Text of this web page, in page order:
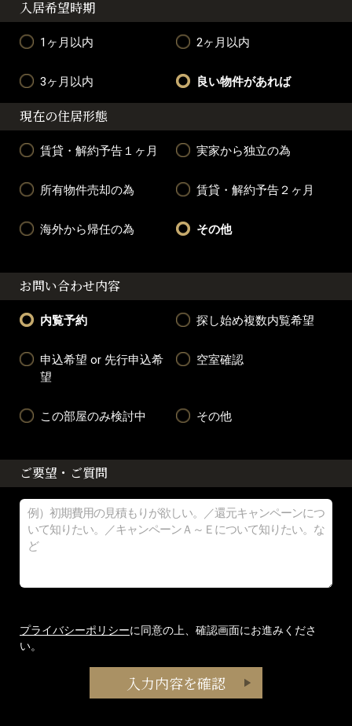
入居希望時期
1ヶ月以内 2ヶ月以内
3ヶ月以内 良い物件があれば
現在の住居形態
賃貸・解約予告１ヶ月 実家から独立の為
所有物件売却の為 賃貸・解約予告２ヶ月
海外から帰任の為 その他
お問い合わせ内容
内覧予約 探し始め複数内覧希望
申込希望 or 先行申込希
望
空室確認
この部屋のみ検討中 その他
ご要望・ご質問
プライバシーポリシーに同意の上、確認画面にお進みくださ
い。